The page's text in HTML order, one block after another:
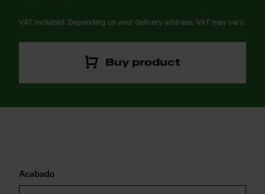
VAT included. Depending on your delivery address, VAT may vary.
Buy product
Acabado